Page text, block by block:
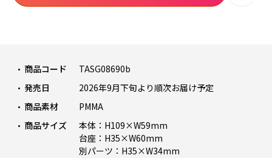
商品コード
TASG08690b
発売日
2026年9月下旬より順次お届け予定
商品素材
PMMA
商品サイズ
本体：H109×W59mm
台座：H35×W60mm
別パーツ：H35×W34mm